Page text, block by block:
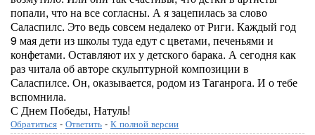
попали, что на все согласны. А я зацепилась за слово
Саласпилс. Это ведь совсем недалеко от Риги. Каждый год
9 мая дети из школы туда едут с цветами, печеньями и
конфетами. Оставляют их у детского барака. А сегодня как
раз читала об авторе скульптурной композиции в
Саласпилсе. Он, оказывается, родом из Таганрога. И о тебе
вспомнила.
С Днем Победы, Натуль!
Обратиться - Ответить - К полной версии